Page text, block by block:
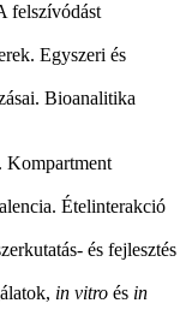
felszívódást
Egyszeri és
Bioanalitika
Kompartment
Ételinterakció
és fejlesztés
in vitro és in